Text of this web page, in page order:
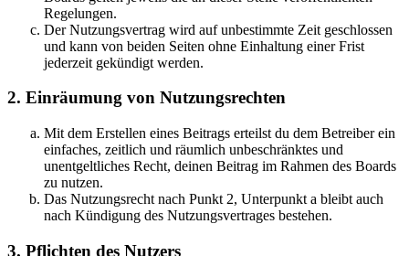
Regelungen.
Der Nutzungsvertrag wird auf unbestimmte Zeit geschlossen
und kann von beiden Seiten ohne Einhaltung einer Frist
jederzeit gekündigt werden.
2. Einräumung von Nutzungsrechten
Mit dem Erstellen eines Beitrags erteilst du dem Betreiber ein
einfaches, zeitlich und räumlich unbeschränktes und
unentgeltliches Recht, deinen Beitrag im Rahmen des Boards
zu nutzen.
Das Nutzungsrecht nach Punkt 2, Unterpunkt a bleibt auch
nach Kündigung des Nutzungsvertrages bestehen.
3. Pflichten des Nutzers